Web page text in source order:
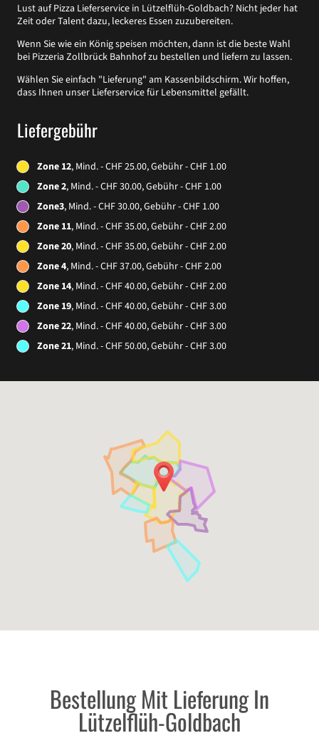
Lust auf Pizza Lieferservice in Lützelflüh-Goldbach? Nicht jeder hat
Zeit oder Talent dazu, leckeres Essen zuzubereiten.
Wenn Sie wie ein König speisen möchten, dann ist die beste Wahl
bei Pizzeria Zollbrück Bahnhof zu bestellen und liefern zu lassen.
Wählen Sie einfach "Lieferung" am Kassenbildschirm. Wir hoffen,
dass Ihnen unser Lieferservice für Lebensmittel gefällt.
Liefergebühr
Zone 12, Mind. - CHF 25.00, Gebühr - CHF 1.00
Zone 2, Mind. - CHF 30.00, Gebühr - CHF 1.00
Zone3, Mind. - CHF 30.00, Gebühr - CHF 1.00
Zone 11, Mind. - CHF 35.00, Gebühr - CHF 2.00
Zone 20, Mind. - CHF 35.00, Gebühr - CHF 2.00
Zone 4, Mind. - CHF 37.00, Gebühr - CHF 2.00
Zone 14, Mind. - CHF 40.00, Gebühr - CHF 2.00
Zone 19, Mind. - CHF 40.00, Gebühr - CHF 3.00
Zone 22, Mind. - CHF 40.00, Gebühr - CHF 3.00
Zone 21, Mind. - CHF 50.00, Gebühr - CHF 3.00
Bestellung Mit Lieferung In
Lützelflüh-Goldbach